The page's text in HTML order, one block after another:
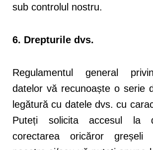
sub controlul nostru.
6. Drepturile dvs.
Regulamentul general
datelor vă recunoaște o serie
legătură cu datele dvs. cu
Puteți solicita accesul la
corectarea oricăror greșeli